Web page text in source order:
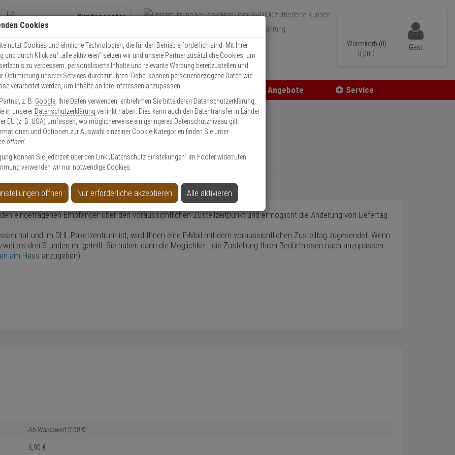
Kundencenter
Kontaktservice nutzen
Mo. - Do.: 8:00 - 16:30 Fr. 8:00 - 14:00 Uhr
Über 350.000 zufriedene Kunden
Über 15 Jahre Erfahrung
Schneller Versand
Warenkorb (0)
0, 00 €
Gast
Zutritt Einbruch Angebote Service
eingetragenen Empfänger über den voraussichtlichen Zustellzeitpunkt und ermöglicht die Änderung von Liefertag
hat und im DHL Paketzentrum ist, wird Ihnen eine E-Mail mit dem voraussichtlichen Zustelltag zugesendet. Wenn
bis drei Stunden mitgeteilt. Sie haben dann die Möglichkeit, die Zustellung Ihren Bedürfnissen nach anzupassen
am Haus anzugeben).
Ab Warenwert 0, 00 €
6, 90 €
Cookies
nutzt Cookies und ähnliche Technologien, die für den Betrieb erforderlich sind. Mit Ihrer
und durch Klick auf „alle aktivieren“ setzen wir und unsere Partner zusätzliche Cookies, um
zu verbessern, personalisierte Inhalte und relevante Werbung bereitzustellen und
Optimierung unserer Services durchzuführen. Dabei können personenbezogene Daten wie
verarbeitet werden, um Inhalte an Ihre Interessen anzupassen.
z. B. Google , Ihre Daten verwenden, entnehmen Sie bitte deren Datenschutzerklärung,
in unserer Datenschutzerklärung verlinkt haben. Dies kann auch den Datentransfer in Länder
EU (z. B. USA) umfassen, wo möglicherweise ein geringeres Datenschutzniveau gilt.
und Optionen zur Auswahl einzelner Cookie-Kategorien finden Sie unter
öffnen'.
können Sie jederzeit über den Link „Datenschutz Einstellungen“ im Footer widerrufen.
verwenden wir nur notwendige Cookies.
öffnen Nur erforderliche akzeptieren Alle aktivieren